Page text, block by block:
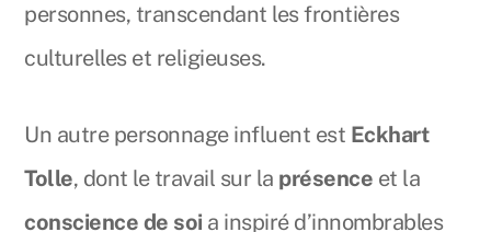
personnes, transcendant les frontières
culturelles et religieuses.
Un autre personnage influent est Eckhart
Tolle, dont le travail sur la présence et la
conscience de soi a inspiré d’innombrables